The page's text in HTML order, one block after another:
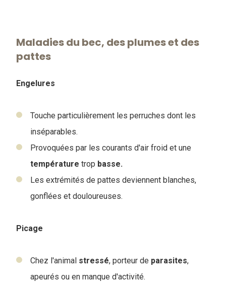
Maladies du bec, des plumes et des
pattes
Engelures
Touche particulièrement les perruches dont les
inséparables.
Provoquées par les courants d'air froid et une
température trop basse.
Les extrémités de pattes deviennent blanches,
gonflées et douloureuses.
Picage
Chez l'animal stressé, porteur de parasites,
apeurés ou en manque d'activité.